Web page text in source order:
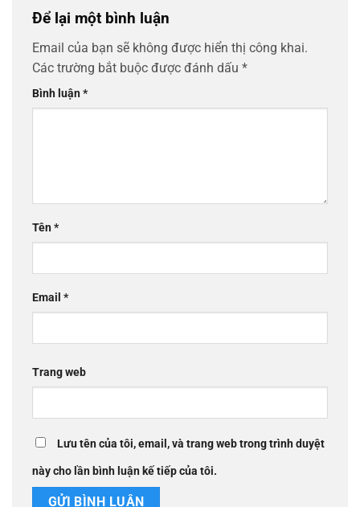
Để lại một bình luận
Email của bạn sẽ không được hiển thị công khai.
Các trường bắt buộc được đánh dấu *
Bình luận*
Tên*
Email *
Trang web
Lưu tên của tôi, email, và trang web trong trình duyệt
này cho lần bình luận kế tiếp của tôi.